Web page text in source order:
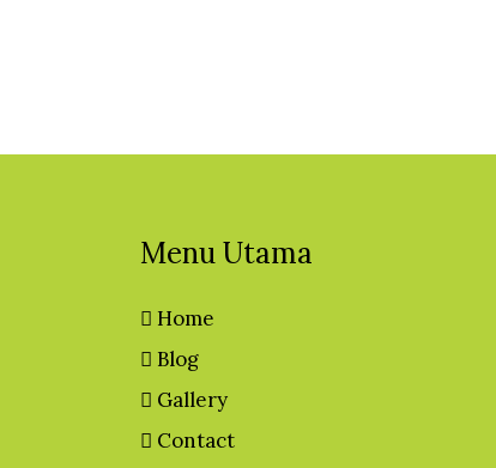
Menu Utama
Home
Blog
Gallery
Contact